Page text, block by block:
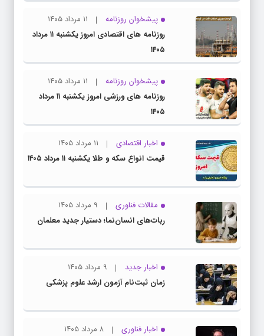
پیشخوان روزنامه
۱۱ مرداد ۱۴۰۵
روزنامه های اقتصادی امروز یکشنبه ۱۱ مرداد
۱۴۰۵
پیشخوان روزنامه
۱۱ مرداد ۱۴۰۵
روزنامه های ورزشی امروز یکشنبه ۱۱ مرداد
۱۴۰۵
اخبار اقتصادی
۱۱ مرداد ۱۴۰۵
قیمت انواع سکه و طلا یکشنبه ۱۱ مرداد ۱۴۰۵
مقالات فناوری
۹ مرداد ۱۴۰۵
ربات‌های انسان‌نما؛ دستیار جدید معلمان
اخبار جدید
۹ مرداد ۱۴۰۵
زمان ثبت‌نام آزمون ارشد علوم پزشکی
اخبار فناوری
۸ مرداد ۱۴۰۵